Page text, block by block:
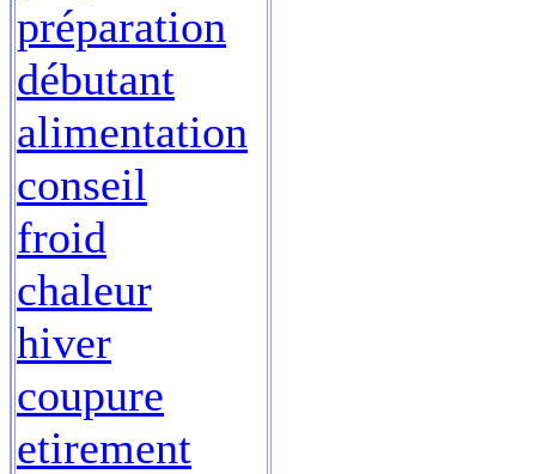
préparation
débutant
alimentation
conseil
froid
chaleur
hiver
coupure
etirement